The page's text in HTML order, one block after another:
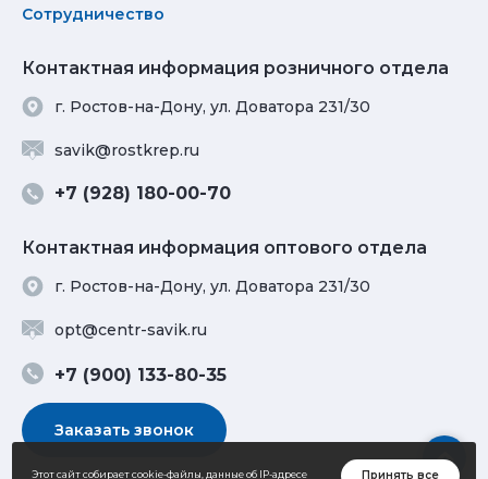
Сотрудничество
Контактная информация розничного отдела
г. Ростов-на-Дону, ул. Доватора 231/30
savik@rostkrep.ru
+7 (928) 180-00-70
Контактная информация оптового отдела
г. Ростов-на-Дону, ул. Доватора 231/30
opt@centr-savik.ru
+7 (900) 133-80-35
Заказать звонок
Этот сайт собирает cookie-файлы, данные об IP-адресе Принять все